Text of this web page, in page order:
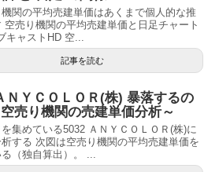
関の平均売建単価はあくまで個人的な推
空売り機関の平均売建単価と日足チャート
キャストHD 空...
記事を読む
ＮＹＣＯＬＯＲ(株) 暴落するの
売り機関の売建単価分析～
集めている5032 ＡＮＹＣＯＬＯＲ(株)に
する 次図は空売り機関の平均売建単価を
（独自算出）。 ...